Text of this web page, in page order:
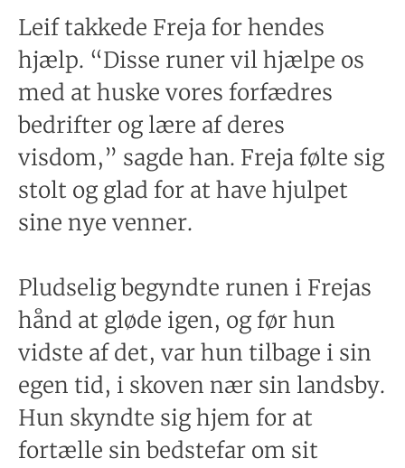
Leif takkede Freja for hendes
hjælp. “Disse runer vil hjælpe os
med at huske vores forfædres
bedrifter og lære af deres
visdom,” sagde han. Freja følte sig
stolt og glad for at have hjulpet
sine nye venner.
Pludselig begyndte runen i Frejas
hånd at gløde igen, og før hun
vidste af det, var hun tilbage i sin
egen tid, i skoven nær sin landsby.
Hun skyndte sig hjem for at
fortælle sin bedstefar om sit